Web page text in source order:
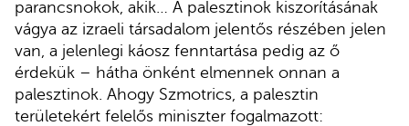
parancsnokok, akik… A palesztinok kiszorításának
vágya az izraeli társadalom jelentős részében jelen
van, a jelenlegi káosz fenntartása pedig az ő
érdekük – hátha önként elmennek onnan a
palesztinok. Ahogy Szmotrics, a palesztin
területekért felelős miniszter fogalmazott: